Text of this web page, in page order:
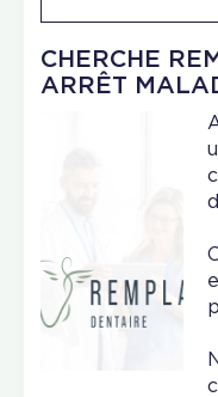
CHERCHE
ARRÊT